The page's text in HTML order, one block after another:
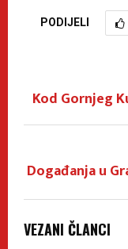
PODIJELI
Kod Gornjeg
Događanja u
VEZANI ČLANCI